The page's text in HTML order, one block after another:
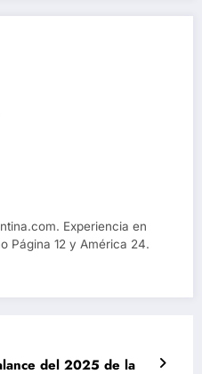
Experiencia en
Página 12 y América 24.
del 2025 de la